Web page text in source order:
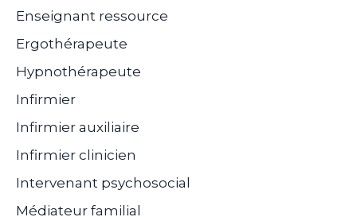
Enseignant ressource
Ergothérapeute
Hypnothérapeute
Infirmier
Infirmier auxiliaire
Infirmier clinicien
Intervenant psychosocial
Médiateur familial